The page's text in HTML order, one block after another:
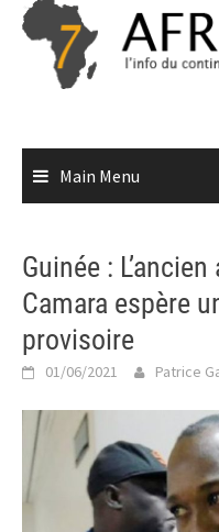
Skip
content
Main Menu
Guinée :
Camara espère
provisoire
01/06/2021 Patrice